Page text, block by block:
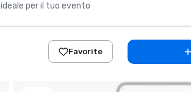
ideale per il tuo evento
Favorite